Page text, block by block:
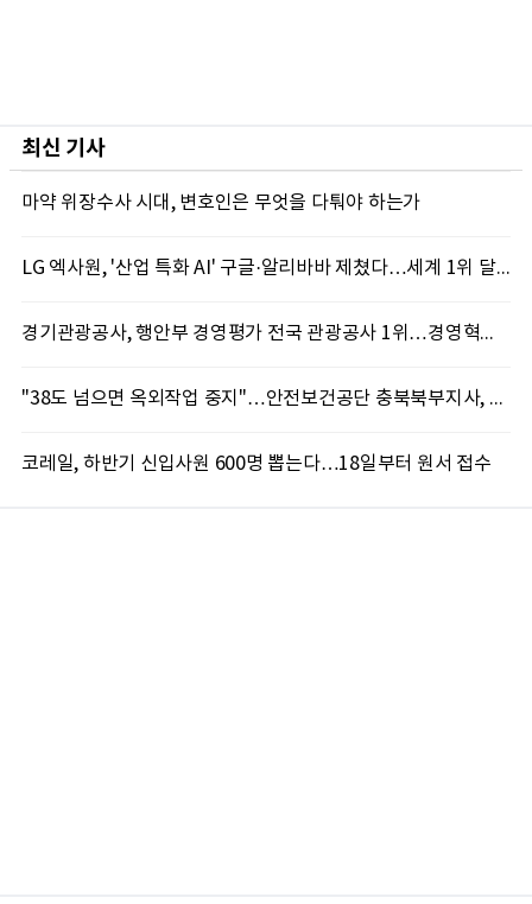
최신 기사
마약 위장수사 시대, 변호인은 무엇을 다퉈야 하는가
LG 엑사원, '산업 특화 AI' 구글·알리바바 제쳤다…세계 1위 달성
경기관광공사, 행안부 경영평가 전국 관광공사 1위…경영혁신 성과 인정
"38도 넘으면 옥외작업 중지"…안전보건공단 충북북부지사, 코레일과 폭염 예방 캠페인
코레일, 하반기 신입사원 600명 뽑는다…18일부터 원서 접수